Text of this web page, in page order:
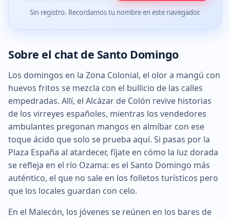
Sin registro. Recordamos tu nombre en este navegador.
Sobre el chat de Santo Domingo
Los domingos en la Zona Colonial, el olor a mangú con
huevos fritos se mezcla con el bullicio de las calles
empedradas. Allí, el Alcázar de Colón revive historias
de los virreyes españoles, mientras los vendedores
ambulantes pregonan mangos en almíbar con ese
toque ácido que solo se prueba aquí. Si pasas por la
Plaza España al atardecer, fíjate en cómo la luz dorada
se refleja en el río Ozama: es el Santo Domingo más
auténtico, el que no sale en los folletos turísticos pero
que los locales guardan con celo.
En el Malecón, los jóvenes se reúnen en los bares de